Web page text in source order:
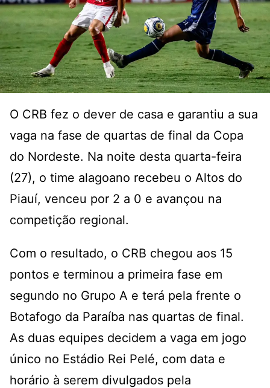
O CRB fez o dever de casa e garantiu a sua
vaga na fase de quartas de final da Copa
do Nordeste. Na noite desta quarta-feira
(27), o time alagoano recebeu o Altos do
Piauí, venceu por 2 a 0 e avançou na
competição regional.
Com o resultado, o CRB chegou aos 15
pontos e terminou a primeira fase em
segundo no Grupo A e terá pela frente o
Botafogo da Paraíba nas quartas de final.
As duas equipes decidem a vaga em jogo
único no Estádio Rei Pelé, com data e
horário à serem divulgados pela